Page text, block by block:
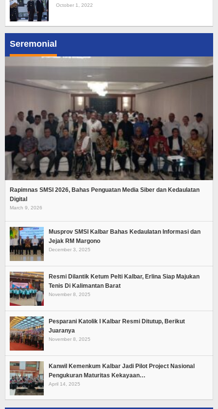
Seremonial
Rapimnas SMSI 2026, Bahas Penguatan Media Siber dan Kedaulatan
Digital
March 9, 2026
Musprov SMSI Kalbar Bahas Kedaulatan Informasi dan
Jejak RM Margono
December 3, 2025
Resmi Dilantik Ketum Pelti Kalbar, Erlina Siap Majukan
Tenis Di Kalimantan Barat
November 8, 2025
Pesparani Katolik I Kalbar Resmi Ditutup, Berikut
Juaranya
November 8, 2025
Kanwil Kemenkum Kalbar Jadi Pilot Project Nasional
Pengukuran Maturitas Kekayaan…
April 14, 2025
October 1, 2022